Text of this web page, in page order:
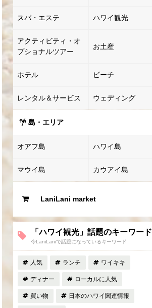
スパ・エステ ハワイ観光
アクティビティ・オ
プショナルツアー
お土産
ホテル ビーチ
レンタル＆サービス ウェディング
島・エリア
オアフ島 ハワイ島
マウイ島 カウアイ島
LaniLani market
「ハワイ観光」話題のキーワード
今LaniLaniで話題になっているキーワード
人気 ランチ ワイキキ
ディナー ローカルに人気
買い物 日本のハワイ関連情報